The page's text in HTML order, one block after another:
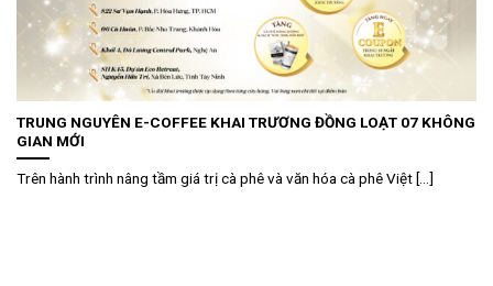
TRUNG NGUYÊN E-COFFEE KHAI TRƯƠNG ĐỒNG LOẠT 07 KHÔNG
GIAN MỚI
Trên hành trình nâng tầm giá trị cà phê và văn hóa cà phê Việt [...]